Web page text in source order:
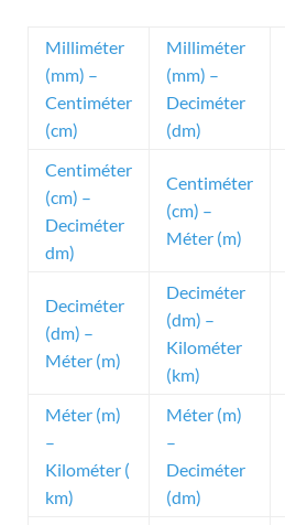
Milliméter
(mm) –
Centiméter
(cm)
Milliméter
(mm) –
Deciméter
(dm)
Centiméter
(cm) –
Deciméter
dm)
Centiméter
(cm) –
Méter (m)
Deciméter
(dm) –
Méter (m)
Deciméter
(dm) –
Kilométer
(km)
Méter (m)
–
Kilométer (
km)
Méter (m)
–
Deciméter
(dm)